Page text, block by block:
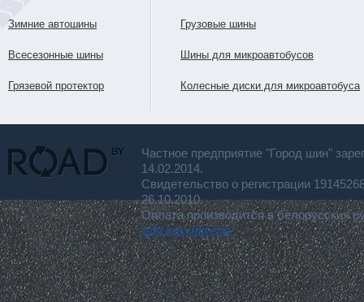
Зимние автошины
Всесезонные шины
Грязевой протектор
Грузовые шины
Шины для микроавтобусов
Колесные диски для микроавтобуса
Частное предприятие "Город шин"
14.02.2014.
Свидетельство о регистрации
26.10.2010.
Оплата производится в белорусских
для покупателя.